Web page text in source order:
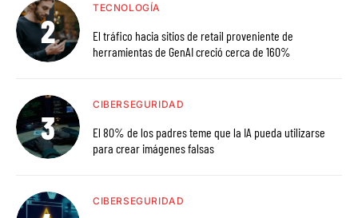
TECNOLOGÍA
El tráfico hacia sitios de retail proveniente de
herramientas de GenAI creció cerca de 160%
CIBERSEGURIDAD
El 80% de los padres teme que la IA pueda utilizarse
para crear imágenes falsas
CIBERSEGURIDAD